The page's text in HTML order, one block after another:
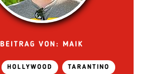
BEITRAG VON: MAIK
HOLLYWOOD TARANTINO